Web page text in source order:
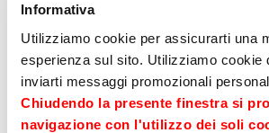
Informativa
Utilizziamo cookie per assicurarti una
esperienza sul sito. Utilizziamo cookie
inviarti messaggi promozionali
Chiudendo la presente finestra si
navigazione con l'utilizzo dei soli
Soccorso stradale h24